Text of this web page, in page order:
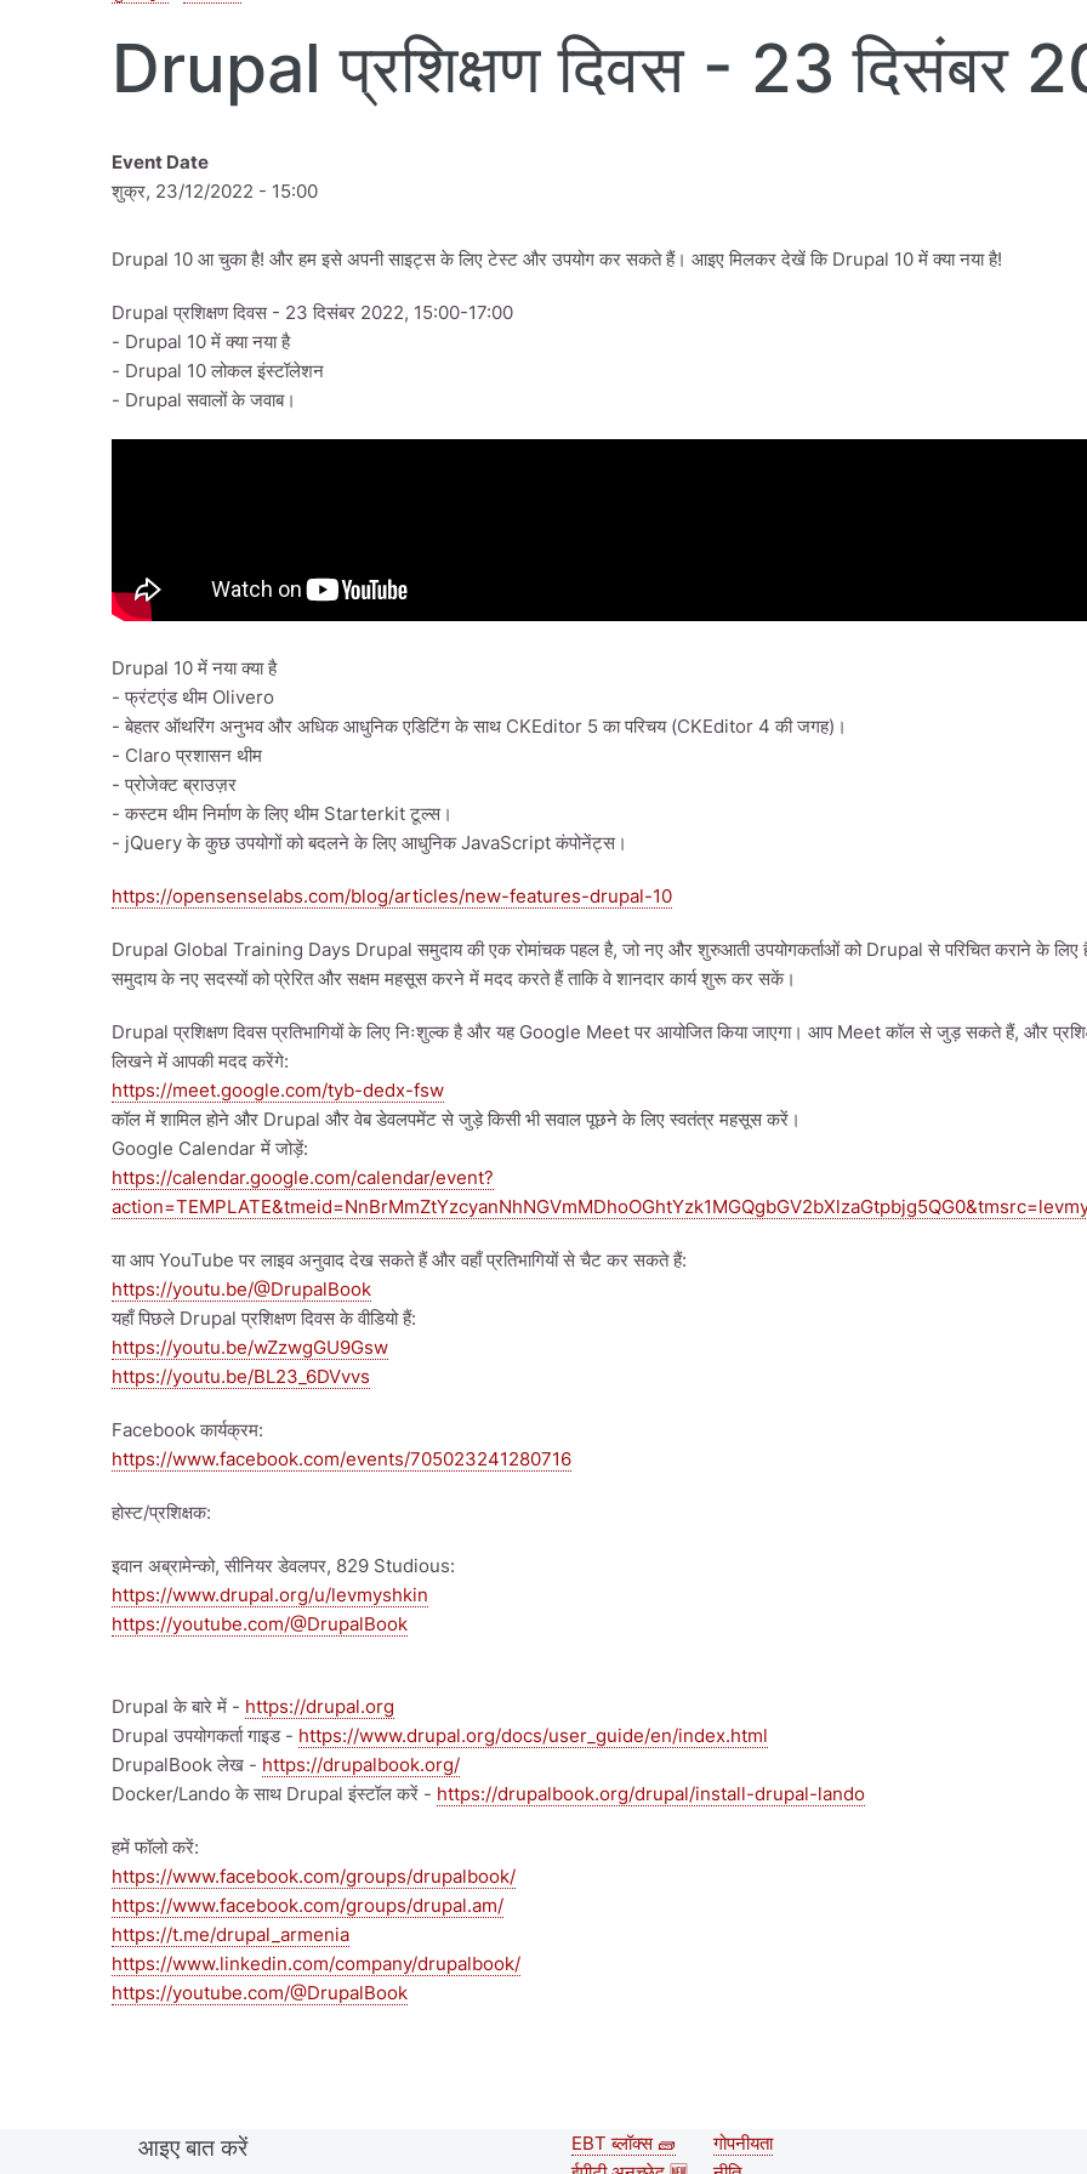
Drupal प्रशिक्षण दिवस - 23 दिसंबर
Event Date
शुक्र, 23/12/2022 - 15:00
Drupal 10 आ चुका है! और हम इसे अपनी साइट्स के लिए टेस्ट और उपयोग कर सकते हैं। आइए मिलकर देखें कि Drupal 10 में क्या नया है!
Drupal प्रशिक्षण दिवस - 23 दिसंबर 2022, 15:00-17:00
- Drupal 10 में क्या नया है
- Drupal 10 लोकल इंस्टॉलेशन
- Drupal सवालों के जवाब।
Drupal 10 में नया क्या है
- फ्रंटएंड थीम Olivero
- बेहतर ऑथरिंग अनुभव और अधिक आधुनिक एडिटिंग के साथ CKEditor 5 का परिचय (CKEditor 4 की जगह)।
- Claro प्रशासन थीम
- प्रोजेक्ट ब्राउज़र
- कस्टम थीम निर्माण के लिए थीम Starterkit टूल्स।
- jQuery के कुछ उपयोगों को बदलने के लिए आधुनिक JavaScript कंपोनेंट्स।
https://opensenselabs.com/blog/articles/new-features-drupal-10
Drupal Global Training Days Drupal समुदाय की एक रोमांचक पहल है, जो नए और शुरुआती उपयोगकर्ताओं को Drupal से परिचित कराने के लिए
समुदाय के नए सदस्यों को प्रेरित और सक्षम महसूस करने में मदद करते हैं ताकि वे शानदार कार्य शुरू कर सकें।
Drupal प्रशिक्षण दिवस प्रतिभागियों के लिए निःशुल्क है और यह Google Meet पर आयोजित किया जाएगा। आप Meet कॉल से जुड़ सकते हैं, और
लिखने में आपकी मदद करेंगे:
https://meet.google.com/tyb-dedx-fsw
कॉल में शामिल होने और Drupal और वेब डेवलपमेंट से जुड़े किसी भी सवाल पूछने के लिए स्वतंत्र महसूस करें।
Google Calendar में जोड़ें:
https://calendar.google.com/calendar/event?
या आप YouTube पर लाइव अनुवाद देख सकते हैं और वहाँ प्रतिभागियों से चैट कर सकते हैं:
https://youtu.be/@DrupalBook
यहाँ पिछले Drupal प्रशिक्षण दिवस के वीडियो हैं:
https://youtu.be/wZzwgGU9Gsw
https://youtu.be/BL23_6DVvvs
Facebook कार्यक्रम:
https://www.facebook.com/events/705023241280716
होस्ट/प्रशिक्षक:
इवान अब्रामेन्को, सीनियर डेवलपर, 829 Studious:
https://www.drupal.org/u/levmyshkin
https://youtube.com/@DrupalBook
Drupal के बारे में - https://drupal.org
Drupal उपयोगकर्ता गाइड - https://www.drupal.org/docs/user_guide/en/index.html
DrupalBook लेख - https://drupalbook.org/
Docker/Lando के साथ Drupal इंस्टॉल करें - https://drupalbook.org/drupal/install-drupal-lando
हमें फॉलो करें:
https://www.facebook.com/groups/drupalbook/
https://www.facebook.com/groups/drupal.am/
https://t.me/drupal_armenia
https://www.linkedin.com/company/drupalbook/
https://youtube.com/@DrupalBook
आइए बात करें Second
EBT ब्लॉक्स 🧱
Footer menu
गोपनीयता